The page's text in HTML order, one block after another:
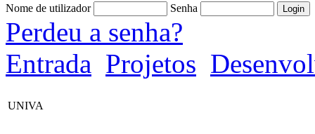
Nome de utilizador Senha
Perdeu a senha?
Entrada Projetos
UNIVA